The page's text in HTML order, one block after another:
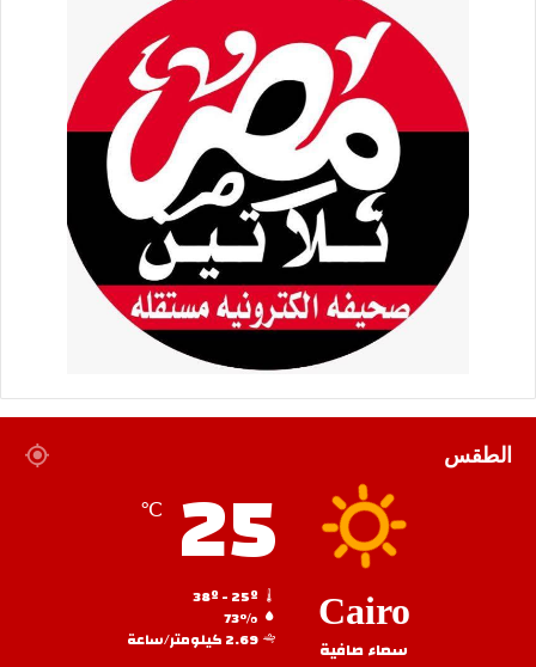
الطقس
Cairo
سماء صافية
25
℃
73%
2.69 كيلومتر/ساعة